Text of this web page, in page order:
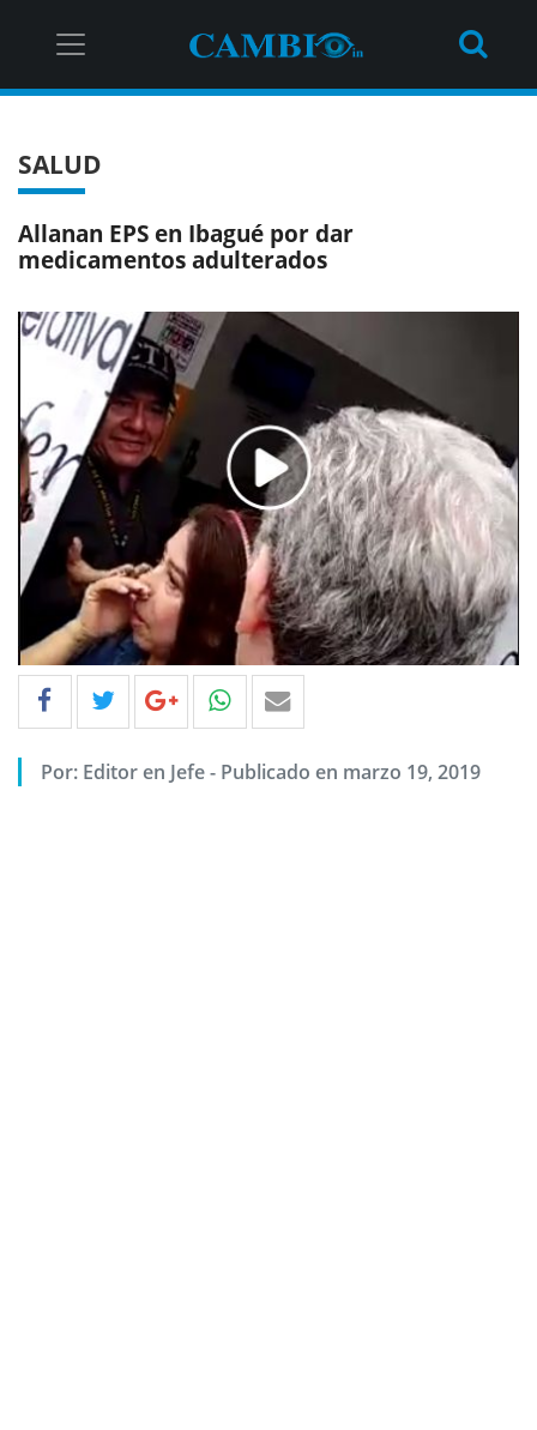
SALUD
Allanan EPS en Ibagué por dar
medicamentos adulterados
Por: Editor en Jefe - Publicado en marzo 19, 2019